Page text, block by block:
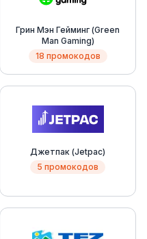
Грин Мэн Гейминг (Green
Man Gaming)
18 промокодов
Джетпак (Jetpac)
5 промокодов